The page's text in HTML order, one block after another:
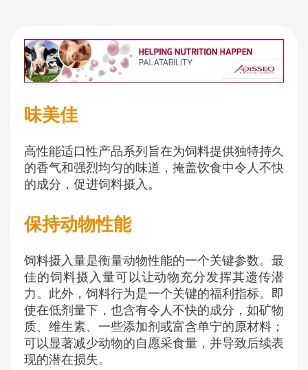
味美佳
高性能适口性产品系列旨在为饲料提供独特持久
的香气和强烈均匀的味道，掩盖饮食中令人不快
的成分，促进饲料摄入。
保持动物性能
饲料摄入量是衡量动物性能的一个关键参数。最
佳的饲料摄入量可以让动物充分发挥其遗传潜
力。此外，饲料行为是一个关键的福利指标。即
使在低剂量下，也含有令人不快的成分，如矿物
质、维生素、一些添加剂或富含单宁的原材料；
可以显著减少动物的自愿采食量，并导致后续表
现的潜在损失。